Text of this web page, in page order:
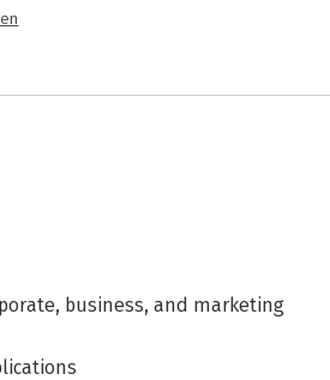
business, and marketing